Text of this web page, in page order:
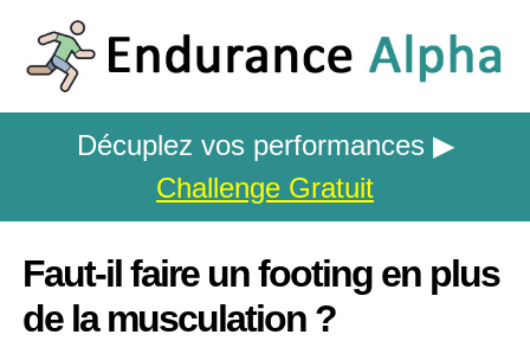
Décuplez vos performances ▶
Challenge Gratuit
Faut-il faire un footing en plus
de la musculation ?